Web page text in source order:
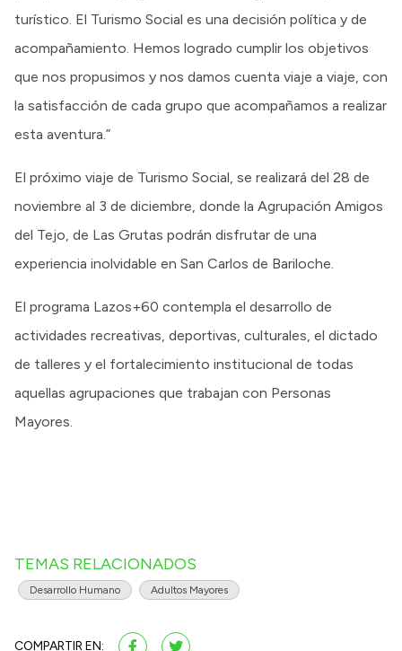
turístico. El Turismo Social es una decisión política y de
acompañamiento. Hemos logrado cumplir los objetivos
que nos propusimos y nos damos cuenta viaje a viaje, con
la satisfacción de cada grupo que acompañamos a realizar
esta aventura.”
El próximo viaje de Turismo Social, se realizará del 28 de
noviembre al 3 de diciembre, donde la Agrupación Amigos
del Tejo, de Las Grutas podrán disfrutar de una
experiencia inolvidable en San Carlos de Bariloche.
El programa Lazos+60 contempla el desarrollo de
actividades recreativas, deportivas, culturales, el dictado
de talleres y el fortalecimiento institucional de todas
aquellas agrupaciones que trabajan con Personas
Mayores.
TEMAS RELACIONADOS
Desarrollo Humano Adultos Mayores
COMPARTIR EN: